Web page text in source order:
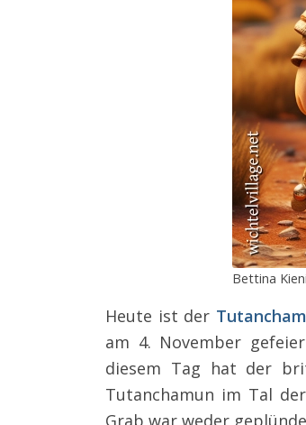
Bettina
Heute ist der
am 4. November
diesem Tag hat der
Tutanchamun im Tal